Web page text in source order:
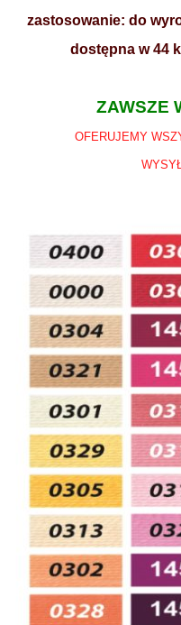
zastosowanie: do
dostępna w 44
ZAWSZE
OFERUJEMY